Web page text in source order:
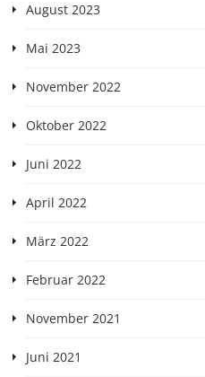
August 2023
Mai 2023
November 2022
Oktober 2022
Juni 2022
April 2022
März 2022
Februar 2022
November 2021
Juni 2021